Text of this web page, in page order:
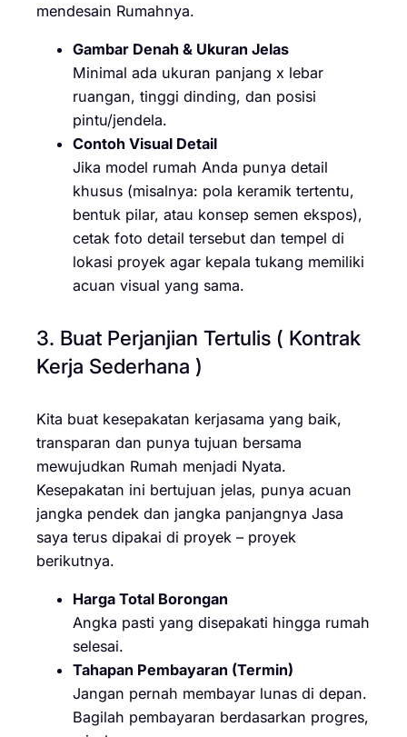
mendesain Rumahnya.
Gambar Denah & Ukuran Jelas
Minimal ada ukuran panjang x lebar
ruangan, tinggi dinding, dan posisi
pintu/jendela.
Contoh Visual Detail
Jika model rumah Anda punya detail
khusus (misalnya: pola keramik tertentu,
bentuk pilar, atau konsep semen ekspos),
cetak foto detail tersebut dan tempel di
lokasi proyek agar kepala tukang memiliki
acuan visual yang sama.
3. Buat Perjanjian Tertulis ( Kontrak
Kerja Sederhana )
Kita buat kesepakatan kerjasama yang baik,
transparan dan punya tujuan bersama
mewujudkan Rumah menjadi Nyata.
Kesepakatan ini bertujuan jelas, punya acuan
jangka pendek dan jangka panjangnya Jasa
saya terus dipakai di proyek – proyek
berikutnya.
Harga Total Borongan
Angka pasti yang disepakati hingga rumah
selesai.
Tahapan Pembayaran (Termin)
Jangan pernah membayar lunas di depan.
Bagilah pembayaran berdasarkan progres,